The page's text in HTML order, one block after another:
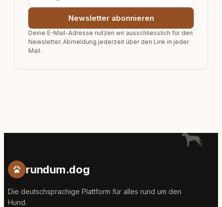
Newsletter abonnieren
Deine E-Mail-Adresse nutzen wir ausschliesslich für den
Newsletter. Abmeldung jederzeit über den Link in jeder
Mail.
rundum.dog
Die deutschsprachige Plattform für alles rund um den
Hund.